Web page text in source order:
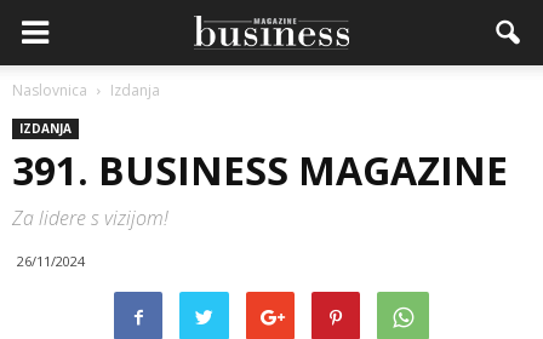
Naslovnica Izdanja
IZDANJA
391. BUSINESS MAGAZINE
Za lidere s vizijom!
26/11/2024